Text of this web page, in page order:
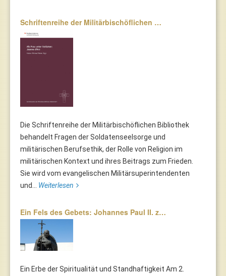
Schriftenreihe der Militärbischöflichen …
Die Schriftenreihe der Militärbischöflichen Bibliothek
behandelt Fragen der Soldatenseelsorge und
militärischen Berufsethik, der Rolle von Religion im
militärischen Kontext und ihres Beitrags zum Frieden.
Sie wird vom evangelischen Militärsuperintendenten
und... Weiterlesen
Ein Fels des Gebets: Johannes Paul II. z…
Ein Erbe der Spiritualität und Standhaftigkeit Am 2.